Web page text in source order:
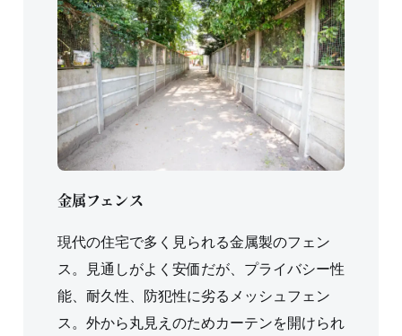
金属フェンス
現代の住宅で多く見られる金属製のフェン
ス。見通しがよく安価だが、プライバシー性
能、耐久性、防犯性に劣るメッシュフェン
ス。外から丸見えのためカーテンを開けられ